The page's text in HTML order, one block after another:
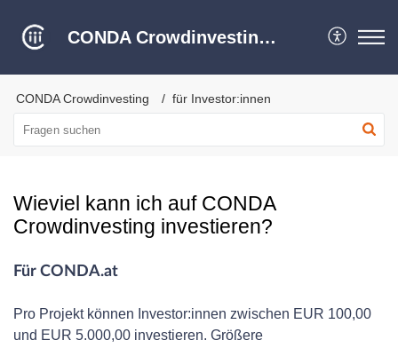
CONDA Crowdinvesting Hilfe Center
CONDA Crowdinvesting für Investor:innen
Wieviel kann ich auf CONDA
Crowdinvesting investieren?
Für CONDA.at
Pro Projekt können Investor:innen zwischen EUR 100,00
und EUR 5.000,00 investieren. Größere